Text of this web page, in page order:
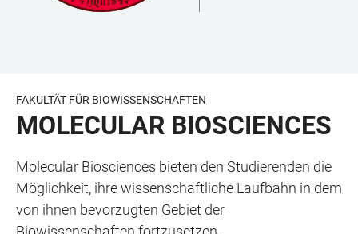
FAKULTÄT FÜR BIOWISSENSCHAFTEN
MOLECULAR BIOSCIENCES
Molecular Biosciences bieten den Studierenden die
Möglichkeit, ihre wissenschaftliche Laufbahn in dem
von ihnen bevorzugten Gebiet der